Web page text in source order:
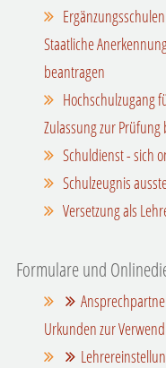
Staatliche
beantragen
Hochschulzugang
Zulassung zur
Schuldienst - sich
Schulzeugnis
Versetzung als
Formulare und
Urkunden zur